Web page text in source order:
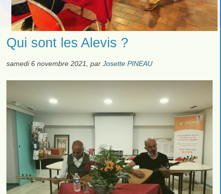
Qui sont les Alevis ?
samedi 6 novembre 2021, par Josette PINEAU